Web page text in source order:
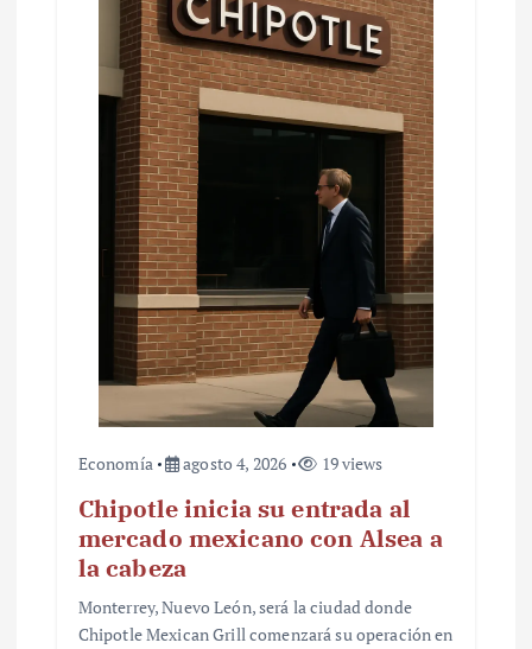
Economía agosto 4, 2026 19 views
Chipotle inicia su entrada al
mercado mexicano con Alsea a
la cabeza
Monterrey, Nuevo León, será la ciudad donde
Chipotle Mexican Grill comenzará su operación en